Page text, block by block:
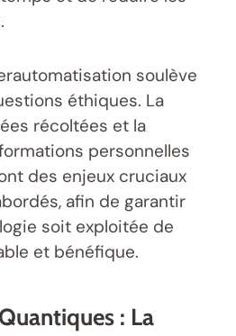
soulève
éthiques. La
récoltées et la
personnelles
des enjeux cruciaux
afin de garantir
soit exploitée de
et bénéfique.
: La